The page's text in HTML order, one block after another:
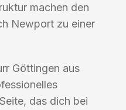
machen den
Newport zu einer
Göttingen aus
das dich bei